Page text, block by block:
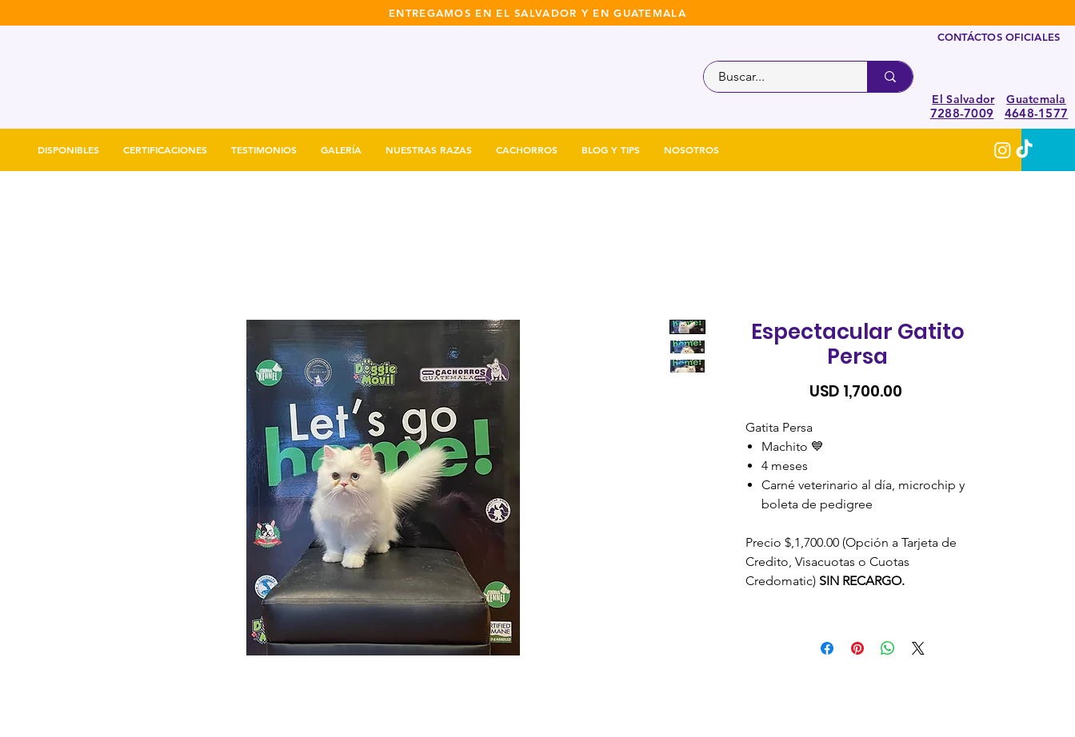
ENTREGAMOS EN EL SALVADOR Y EN GUATEMALA
CONTÁCTOS OFICIALES
Guatemala
El Salvador
7288-7009 4648-1577
DISPONIBLES CERTIFICACIONES TESTIMONIOS GALERÍA NUESTRAS RAZAS CACHORROS BLOG Y TIPS NOSOTROS
Espectacular Gatito
Persa
USD 1,700.00Precio
Gatita Persa
Machito 💙
4 meses
Carné veterinario al día, microchip y
boleta de pedigree
Precio $,1,700.00 (Opción a Tarjeta de
Credito, Visacuotas o Cuotas
Credomatic) SIN RECARGO.